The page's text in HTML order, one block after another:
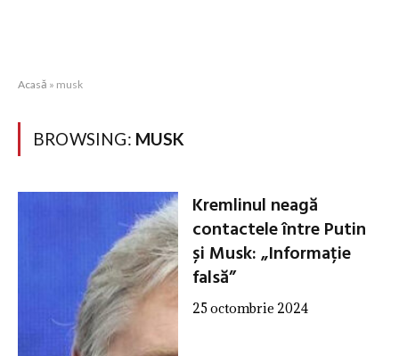
Acasă » musk
BROWSING: MUSK
Kremlinul neagă
contactele între Putin
și Musk: „Informație
falsă”
25 octombrie 2024